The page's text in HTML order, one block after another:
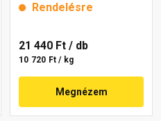
Rendelésre
21 440 Ft / db
10 720 Ft / kg
Megnézem